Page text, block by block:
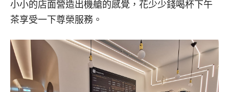
小小的店面營造出機艙的感覺，花少少錢喝杯下午
茶享受一下尊榮服務。